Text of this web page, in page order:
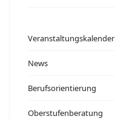
Veranstaltungskalender
News
Berufsorientierung
Oberstufenberatung